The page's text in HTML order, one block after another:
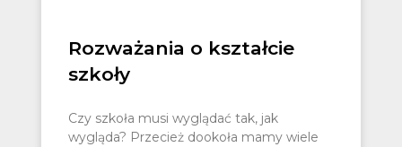
Rozważania o kształcie
szkoły
Czy szkoła musi wyglądać tak, jak
wygląda? Przecież dookoła mamy wiele